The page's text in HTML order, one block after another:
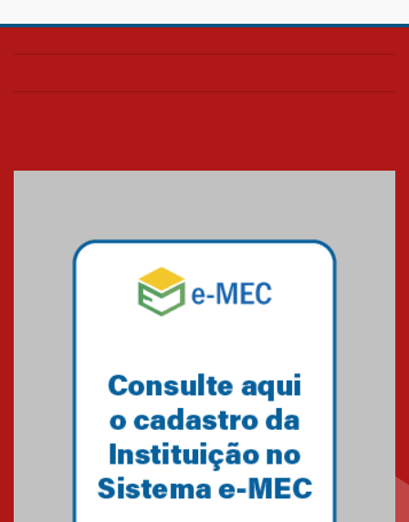
Confira como foi o culto mensal
Mackenzie mobiliza campanha
solidária para apoiar famílias em
Minas Gerais
Primeiro culto do ano ressalta o
27.02.2026